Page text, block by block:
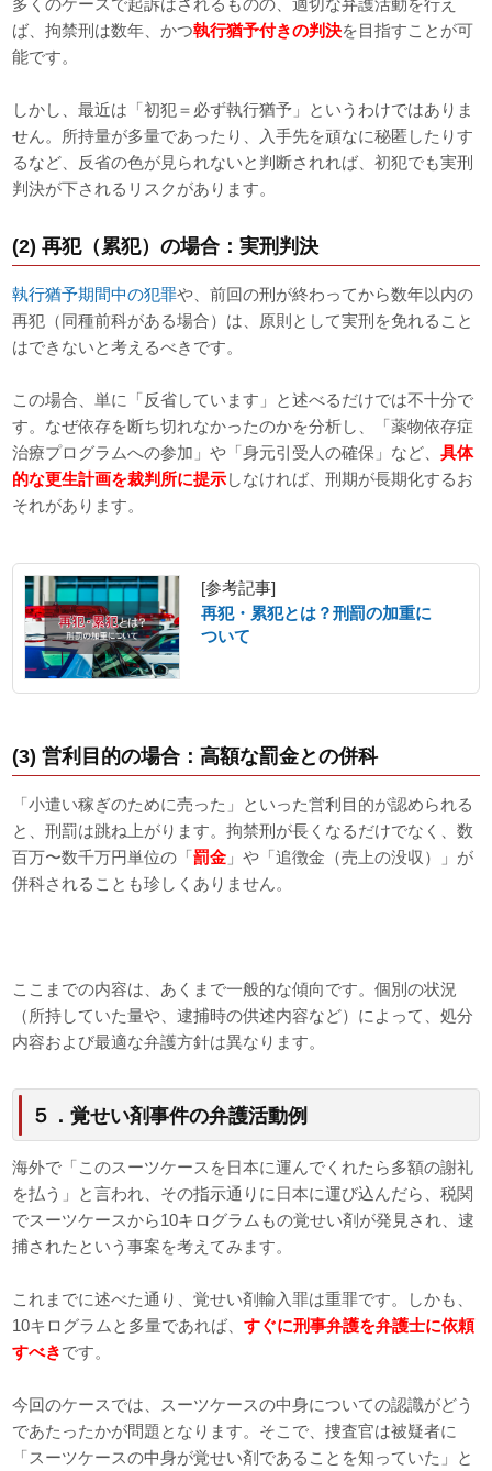
多くのケースで起訴はされるものの、適切な弁護活動を行え
ば、拘禁刑は数年、かつ執行猶予付きの判決を目指すことが可
能です。
しかし、最近は「初犯＝必ず執行猶予」というわけではありま
せん。所持量が多量であったり、入手先を頑なに秘匿したりす
るなど、反省の色が見られないと判断されれば、初犯でも実刑
判決が下されるリスクがあります。
(2) 再犯（累犯）の場合：実刑判決
執行猶予期間中の犯罪や、前回の刑が終わってから数年以内の
再犯（同種前科がある場合）は、原則として実刑を免れること
はできないと考えるべきです。
この場合、単に「反省しています」と述べるだけでは不十分で
す。なぜ依存を断ち切れなかったのかを分析し、「薬物依存症
治療プログラムへの参加」や「身元引受人の確保」など、具体
的な更生計画を裁判所に提示しなければ、刑期が長期化するお
それがあります。
[参考記事]
再犯・累犯とは？刑罰の加重に
ついて
(3) 営利目的の場合：高額な罰金との併科
「小遣い稼ぎのために売った」といった営利目的が認められる
と、刑罰は跳ね上がります。拘禁刑が長くなるだけでなく、数
百万〜数千万円単位の「罰金 」や「追徴金（売上の没収）」が
併科されることも珍しくありません。
ここまでの内容は、あくまで一般的な傾向です。個別の状況
（所持していた量や、逮捕時の供述内容など）によって、処分
内容および最適な弁護方針は異なります。
５．覚せい剤事件の弁護活動例
海外で「このスーツケースを日本に運んでくれたら多額の謝礼
を払う」と言われ、その指示通りに日本に運び込んだら、税関
でスーツケースから10キログラムもの覚せい剤が発見され、逮
捕されたという事案を考えてみます。
これまでに述べた通り、覚せい剤輸入罪は重罪です。しかも、
10キログラムと多量であれば、すぐに刑事弁護を弁護士に依頼
すべきです。
今回のケースでは、スーツケースの中身についての認識がどう
であたったかが問題となります。そこで、捜査官は被疑者に
「スーツケースの中身が覚せい剤であることを知っていた」と